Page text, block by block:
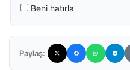
Beni hatırla
Paylaş: